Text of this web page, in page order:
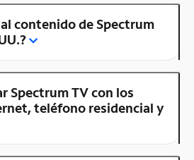
contenido de Spectrum
Spectrum TV con los
teléfono residencial y